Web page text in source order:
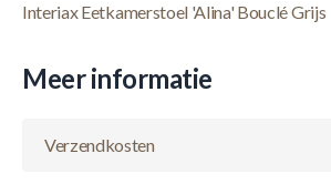
Interiax Eetkamerstoel 'Alina' Bouclé Grijs
Meer informatie
Verzendkosten